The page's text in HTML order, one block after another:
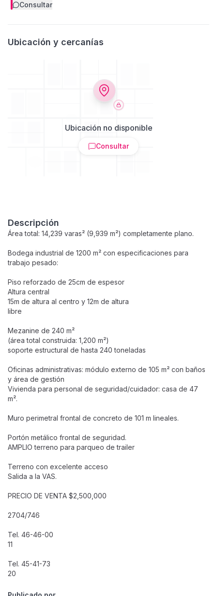
Consultar
Ubicación y cercanías
Ubicación no disponible
Consultar
Descripción
Área total: 14,239 varas² (9,939 m²) completamente plano.
Bodega industrial de 1200 m² con especificaciones para
trabajo pesado:
Piso reforzado de 25cm de espesor
Altura central
15m de altura al centro y 12m de altura
libre
Mezanine de 240 m²
(área total construida: 1,200 m²)
soporte estructural de hasta 240 toneladas
Oficinas administrativas: módulo externo de 105 m² con baños
y área de gestión
Vivienda para personal de seguridad/cuidador: casa de 47
m².
Muro perimetral frontal de concreto de 101 m lineales.
Portón metálico frontal de seguridad.
AMPLIO terreno para parqueo de trailer
Terreno con excelente acceso
Salida a la VAS.
PRECIO DE VENTA $2,500,000
2704/746
Tel. 46-46-00
11
Tel. 45-41-73
20